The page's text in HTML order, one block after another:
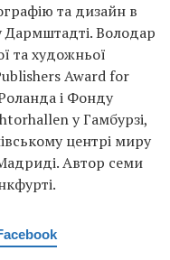
та дизайн в
Дармштадті. Володар
та художньої
Award for
і Фонду
у Гамбурзі,
центрі миру
Автор семи